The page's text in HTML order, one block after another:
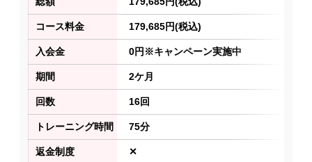
コース料金 179,685円(税込)
入会金 0円※キャンペーン実施中
期間 2ケ月
回数 16回
トレーニング時間 75分
返金制度 ✕